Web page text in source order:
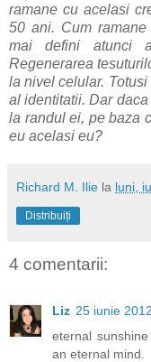
ramane cu acelasi
50 ani. Cum
mai defini atunci
Regenerarea
la nivel celular.
al identitatii. Dar
la randul ei, pe baza
eu acelasi eu?
Richard M. Ilie la luni,
Distribuiți
4 comentarii:
Liz 25 iunie
eternal
an eternal mind.